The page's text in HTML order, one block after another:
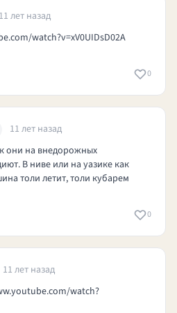
11 лет назад
watch?v=xV0UIDsD02A
0
11 лет назад
они на внедорожных
В ниве или на уазике как
толи летит, толи кубарем
0
11 лет назад
watch?